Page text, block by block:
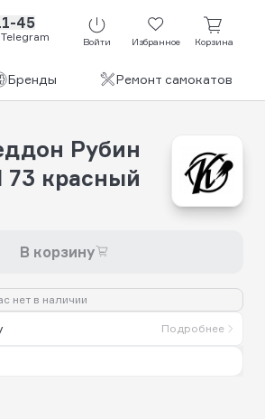
45
Войти Избранное Корзина
Бренды Ремонт самокатов
Рубин
73 красный
В корзину
нет в наличии
Подробнее